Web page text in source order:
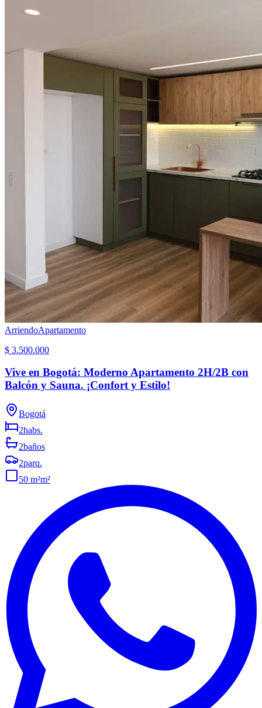
ArriendoApartamento
$ 3.500.000
Vive en Bogotá: Moderno Apartamento 2H/2B con
Balcón y Sauna. ¡Confort y Estilo!
Bogotá
2habs.
2baños
2parq.
50 m²m²